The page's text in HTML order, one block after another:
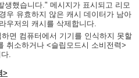
생했습니다." 메시지가 표시되고 리모
우 유효하지 않은 캐시 데이터가 남아
우저의 캐시를 삭제합니다.
면 컴퓨터에서 기기를 인식하지 못할
취소하거나 <슬립모드시 소비전력>
.
>